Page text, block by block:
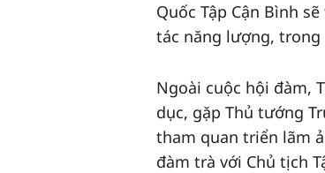
Quốc Tập Cận Bình
tác năng lượng, trong
Ngoài cuộc hội đàm,
dục, gặp Thủ tướng
tham quan triển lãm
đàm trà với Chủ tịch